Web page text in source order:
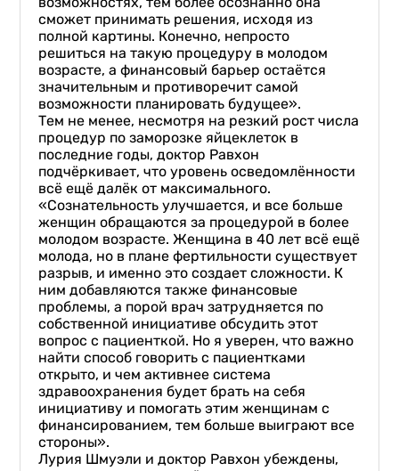
сможет принимать решения, исходя из
полной картины. Конечно, непросто
решиться на такую процедуру в молодом
возрасте, а финансовый барьер остаётся
значительным и противоречит самой
возможности планировать будущее».
Тем не менее, несмотря на резкий рост числа
процедур по заморозке яйцеклеток в
последние годы, доктор Равхон
подчёркивает, что уровень осведомлённости
всё ещё далёк от максимального.
«Сознательность улучшается, и все больше
женщин обращаются за процедурой в более
молодом возрасте. Женщина в 40 лет всё ещё
молода, но в плане фертильности существует
разрыв, и именно это создает сложности. К
ним добавляются также финансовые
проблемы, а порой врач затрудняется по
собственной инициативе обсудить этот
вопрос с пациенткой. Но я уверен, что важно
найти способ говорить с пациентками
открыто, и чем активнее система
здравоохранения будет брать на себя
инициативу и помогать этим женщинам с
финансированием, тем больше выиграют все
стороны».
Лурия Шмуэли и доктор Равхон убеждены,